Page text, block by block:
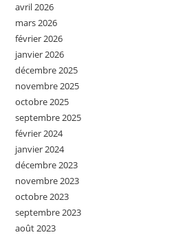
avril 2026
mars 2026
février 2026
janvier 2026
décembre 2025
novembre 2025
octobre 2025
septembre 2025
février 2024
janvier 2024
décembre 2023
novembre 2023
octobre 2023
septembre 2023
août 2023